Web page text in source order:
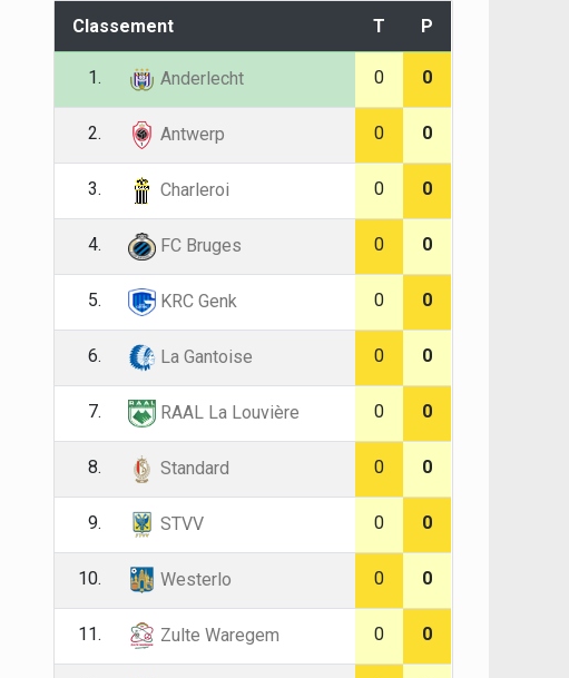
Classement T P
1. Anderlecht 0 0
2. Antwerp 0 0
3. Charleroi 0 0
4. FC Bruges 0 0
5. KRC Genk 0 0
6. La Gantoise 0 0
7. RAAL La Louvière 0 0
8. Standard 0 0
9. STVV 0 0
10. Westerlo 0 0
11. Zulte Waregem 0 0